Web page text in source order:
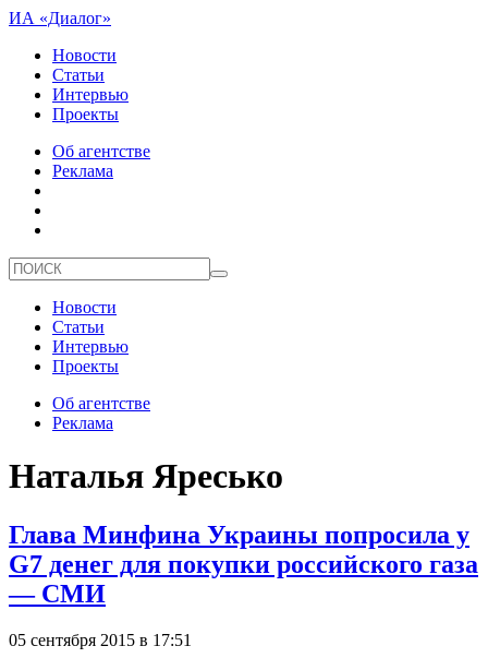
ИА «Диалог»
Новости
Статьи
Интервью
Проекты
Об агентстве
Реклама
Новости
Статьи
Интервью
Проекты
Об агентстве
Реклама
Наталья Яресько
Глава Минфина Украины попросила у
G7 денег для покупки российского газа
— СМИ
05 сентября 2015 в 17:51